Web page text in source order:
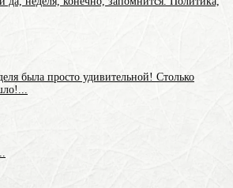
была просто удивительной! Столько